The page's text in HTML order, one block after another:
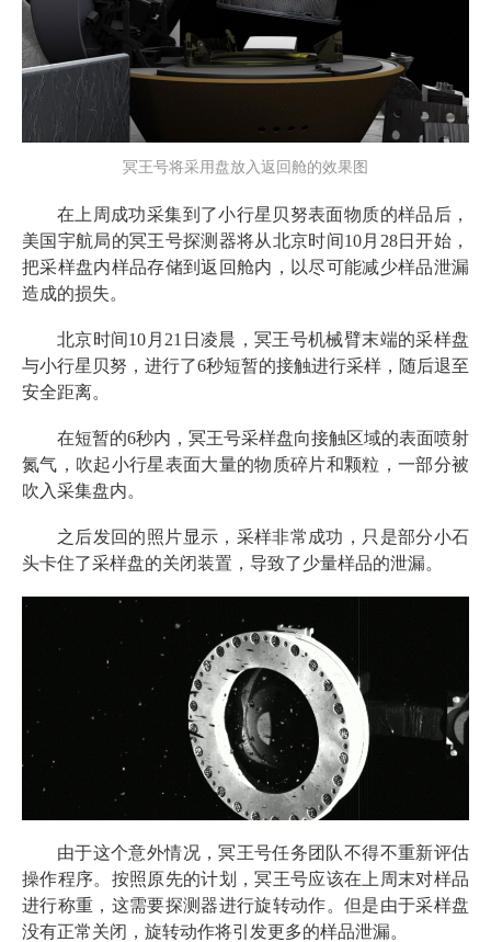
冥王号将采用盘放入返回舱的效果图
在上周成功采集到了小行星贝努表面物质的样品后，
美国宇航局的冥王号探测器将从北京时间10月28日开始，
把采样盘内样品存储到返回舱内，以尽可能减少样品泄漏
造成的损失。
北京时间10月21日凌晨，冥王号机械臂末端的采样盘
与小行星贝努，进行了6秒短暂的接触进行采样，随后退至
安全距离。
在短暂的6秒内，冥王号采样盘向接触区域的表面喷射
氮气，吹起小行星表面大量的物质碎片和颗粒，一部分被
吹入采集盘内。
之后发回的照片显示，采样非常成功，只是部分小石
头卡住了采样盘的关闭装置，导致了少量样品的泄漏。
由于这个意外情况，冥王号任务团队不得不重新评估
操作程序。按照原先的计划，冥王号应该在上周末对样品
进行称重，这需要探测器进行旋转动作。但是由于采样盘
没有正常关闭，旋转动作将引发更多的样品泄漏。